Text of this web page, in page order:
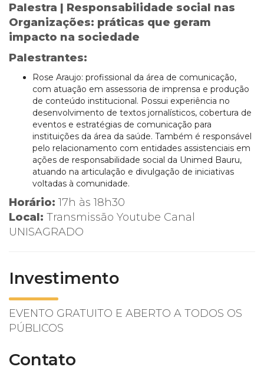
Palestra | Responsabilidade social nas
Organizações: práticas que geram
impacto na sociedade
Palestrantes:
Rose Araujo: profissional da área de comunicação,
com atuação em assessoria de imprensa e produção
de conteúdo institucional. Possui experiência no
desenvolvimento de textos jornalísticos, cobertura de
eventos e estratégias de comunicação para
instituições da área da saúde. Também é responsável
pelo relacionamento com entidades assistenciais em
ações de responsabilidade social da Unimed Bauru,
atuando na articulação e divulgação de iniciativas
voltadas à comunidade.
Horário: 17h às 18h30
Local: Transmissão Youtube Canal
UNISAGRADO
Investimento
EVENTO GRATUITO E ABERTO A TODOS OS
PÚBLICOS
Contato